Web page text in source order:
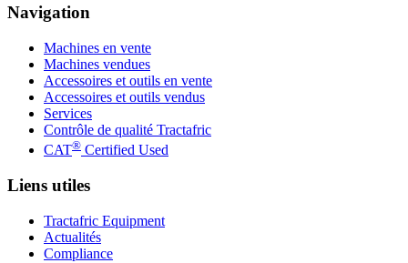
Navigation
Machines en vente
Machines vendues
Accessoires et outils en vente
Accessoires et outils vendus
Services
Contrôle de qualité Tractafric
CAT® Certified Used
Liens utiles
Tractafric Equipment
Actualités
Compliance